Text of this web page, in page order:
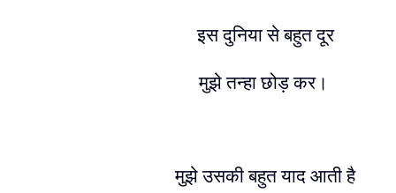
इस दुनिया से बहुत दूर
मुझे तन्हा छोड़ कर।
मुझे उसकी बहुत याद आती है